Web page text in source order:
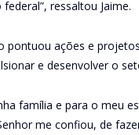
ressaltou Jaime.
pontuou ações e
e desenvolver o
família e para o meu
me confiou, de